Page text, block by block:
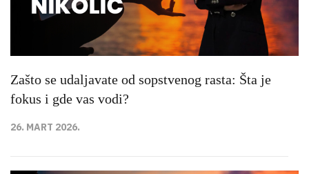
Zašto se udaljavate od sopstvenog rasta: Šta je
fokus i gde vas vodi?
26. MART 2026.